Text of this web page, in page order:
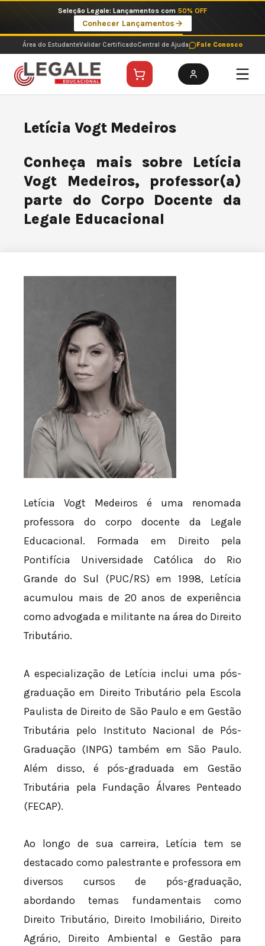
o
conteúdo
Seleção Legale: Lançamentos com 50% OFF
Conhecer Lançamentos
Área do EstudanteValidar CertificadoCentral de Ajuda Fale Conosco
Letícia Vogt Medeiros
Conheça mais sobre Letícia
Vogt Medeiros, professor(a)
parte do Corpo Docente da
Legale Educacional
Letícia Vogt Medeiros é uma renomada
professora do corpo docente da Legale
Educacional. Formada em Direito pela
Pontifícia Universidade Católica do Rio
Grande do Sul (PUC/RS) em 1998, Letícia
acumulou mais de 20 anos de experiência
como advogada e militante na área do Direito
Tributário.
A especialização de Letícia inclui uma pós-
graduação em Direito Tributário pela Escola
Paulista de Direito de São Paulo e em Gestão
Tributária pelo Instituto Nacional de Pós-
Graduação (INPG) também em São Paulo.
Além disso, é pós-graduada em Gestão
Tributária pela Fundação Álvares Penteado
(FECAP).
Ao longo de sua carreira, Letícia tem se
destacado como palestrante e professora em
diversos cursos de pós-graduação,
abordando temas fundamentais como
Direito Tributário, Direito Imobiliário, Direito
Agrário, Direito Ambiental e Gestão para